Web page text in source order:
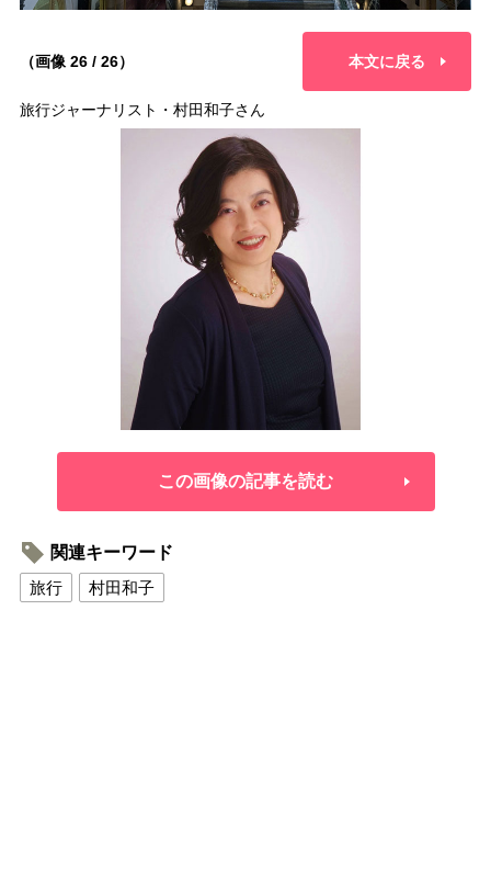
（画像 26 / 26） 本文に戻る
旅行ジャーナリスト・村田和子さん
この画像の記事を読む
関連キーワード
旅行
村田和子